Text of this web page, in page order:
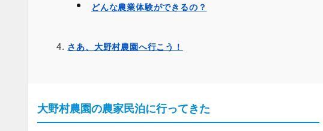
どんな農業体験ができるの？
さあ、大野村農園へ行こう！
大野村農園の農家民泊に行ってきた